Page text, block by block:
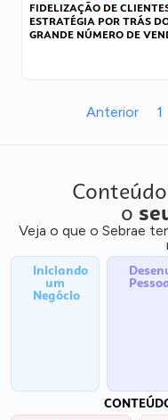
FIDELIZAÇÃO DE
ESTRATÉGIA POR TRÁS
GRANDE NÚMERO DE
Anterior 1
o
Veja o que o Sebrae
Iniciando
um
Negócio